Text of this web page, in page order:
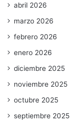
abril 2026
marzo 2026
febrero 2026
enero 2026
diciembre 2025
noviembre 2025
octubre 2025
septiembre 2025